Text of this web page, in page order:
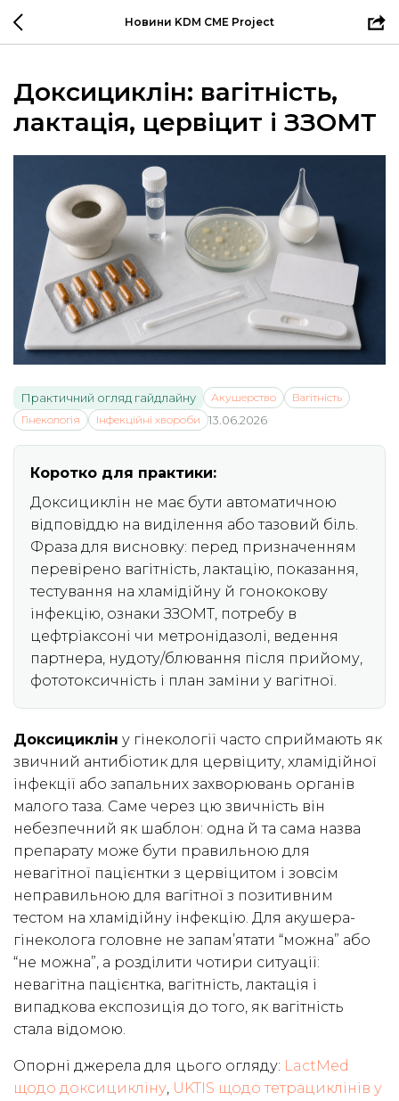
Новини KDM CME Project
Доксициклін: вагітність,
лактація, цервіцит і ЗЗОМТ
Практичний огляд гайдлайну Акушерство
Вагітність
Гінекологія
Інфекційні хвороби 13.06.2026
Коротко для практики:
Доксициклін не має бути автоматичною
відповіддю на виділення або тазовий біль.
Фраза для висновку: перед призначенням
перевірено вагітність, лактацію, показання,
тестування на хламідійну й гонококову
інфекцію, ознаки ЗЗОМТ, потребу в
цефтріаксоні чи метронідазолі, ведення
партнера, нудоту/блювання після прийому,
фототоксичність і план заміни у вагітної.
Доксициклін у гінекології часто сприймають як
звичний антибіотик для цервіциту, хламідійної
інфекції або запальних захворювань органів
малого таза. Саме через цю звичність він
небезпечний як шаблон: одна й та сама назва
препарату може бути правильною для
невагітної пацієнтки з цервіцитом і зовсім
неправильною для вагітної з позитивним
тестом на хламідійну інфекцію. Для акушера-
гінеколога головне не запам’ятати “можна” або
“не можна”, а розділити чотири ситуації:
невагітна пацієнтка, вагітність, лактація і
випадкова експозиція до того, як вагітність
стала відомою.
Опорні джерела для цього огляду: LactMed
щодо доксицикліну, UKTIS щодо тетрациклінів у